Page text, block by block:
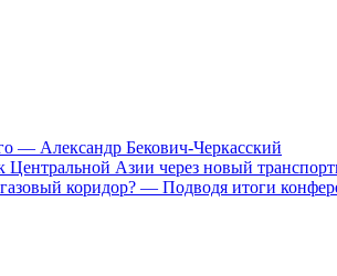
— Александр Бекович-Черкасский
Центральной Азии через новый
коридор? — Подводя итоги